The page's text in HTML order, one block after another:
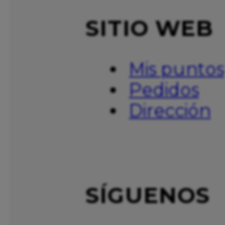
SITIO WEB
Mis puntos
Pedidos
Dirección
SÍGUENOS